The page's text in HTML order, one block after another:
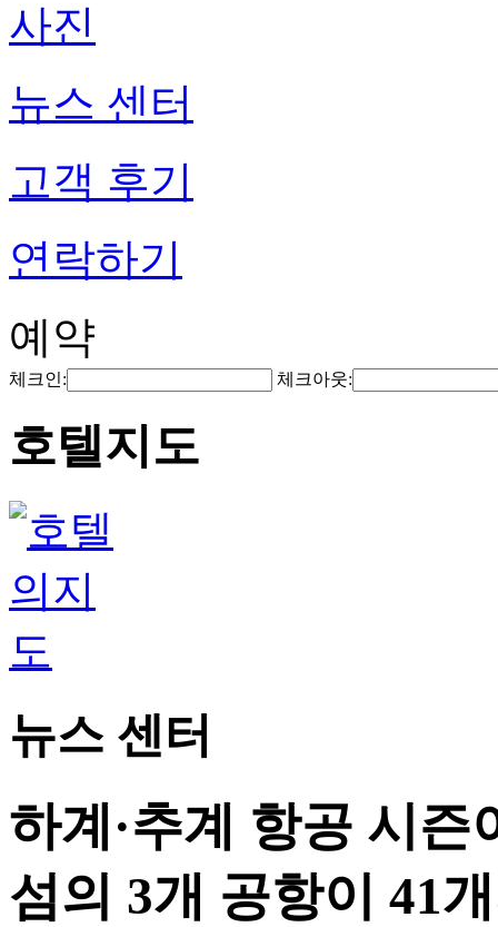
사진
뉴스 센터
고객 후기
연락하기
예약
체크인: 체크아웃:
호텔지도
뉴스 센터
하계·추계 항공 시
섬의 3개 공항이 41